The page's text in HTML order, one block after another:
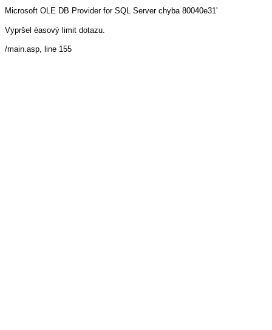
Microsoft OLE DB Provider for SQL Server chyba 80040e31'
Vypršel èasový limit dotazu.
/main.asp, line 155